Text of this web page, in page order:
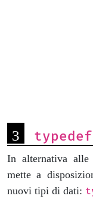
typedef
In alternativa
mette a
nuovi tipi di dati: